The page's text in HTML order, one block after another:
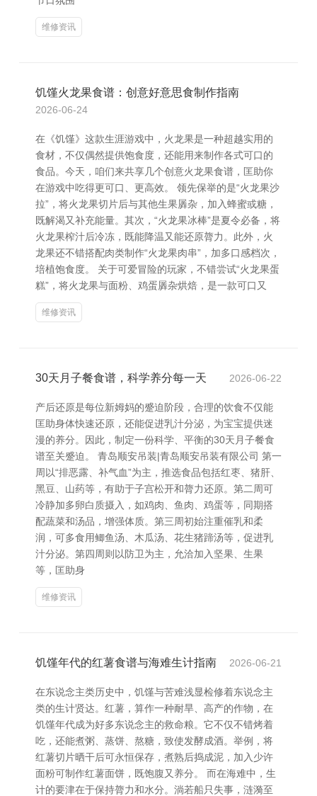
维修资讯
饥馑火龙果食谱：创意好意思食制作指南
2026-06-24
在《饥馑》这款生涯游戏中，火龙果是一种超越实用的
食材，不仅偶然提供饱食度，还能用来制作各式可口的
食品。今天，咱们来共享几个创意火龙果食谱，匡助你
在游戏中吃得更可口、更高效。 领先保举的是“火龙果沙
拉”，将火龙果切片后与其他生果羼杂，加入蜂蜜或糖，
既解渴又补充能量。其次，“火龙果冰棒”是夏令必备，将
火龙果榨汁后冷冻，既能降温又能还原膂力。此外，火
龙果还不错搭配肉类制作“火龙果肉串”，加多口感档次，
培植饱食度。 关于可爱冒险的玩家，不错尝试“火龙果蛋
糕”，将火龙果与面粉、鸡蛋羼杂烘焙，是一款可口又
维修资讯
30天月子餐食谱，科学养分每一天 2026-06-22
产后还原是每位新姆妈的蹙迫阶段，合理的饮食不仅能
匡助身体快速还原，还能促进乳汁分泌，为宝宝提供迷
漫的养分。因此，制定一份科学、平衡的30天月子餐食
谱至关蹙迫。 青岛顺安吊装|青岛顺安吊装有限公司 第一
周以“排恶露、补气血”为主，推选食品包括红枣、猪肝、
黑豆、山药等，有助于子宫松开和膂力还原。第二周可
冷静加多卵白质摄入，如鸡肉、鱼肉、鸡蛋等，同期搭
配蔬菜和汤品，增强体质。第三周初始注重催乳和柔
润，可多食用鲫鱼汤、木瓜汤、花生猪蹄汤等，促进乳
汁分泌。第四周则以防卫为主，允洽加入坚果、生果
等，匡助身
维修资讯
饥馑年代的红薯食谱与海难生计指南 2026-06-21
在东说念主类历史中，饥馑与苦难浅显检修着东说念主
类的生计贤达。红薯，算作一种耐旱、高产的作物，在
饥馑年代成为好多东说念主的救命粮。它不仅不错烤着
吃，还能煮粥、蒸饼、熬糖，致使发酵成酒。举例，将
红薯切片晒干后可永恒保存，煮熟后捣成泥，加入少许
面粉可制作红薯面饼，既饱腹又养分。 而在海难中，生
计的要津在于保持膂力和水分。淌若船只失事，涟漪至